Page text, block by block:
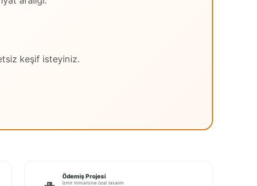
keşif isteyiniz.
Ödemiş Projesi
İzmir mimarisine özel tasarım